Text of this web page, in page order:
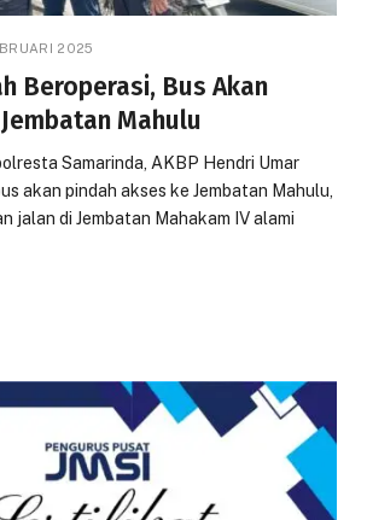
2025
Beroperasi, Bus Akan
Mahulu
Samarinda, AKBP Hendri Umar
akan pindah akses ke Jembatan Mahulu,
jalan di Jembatan Mahakam IV alami